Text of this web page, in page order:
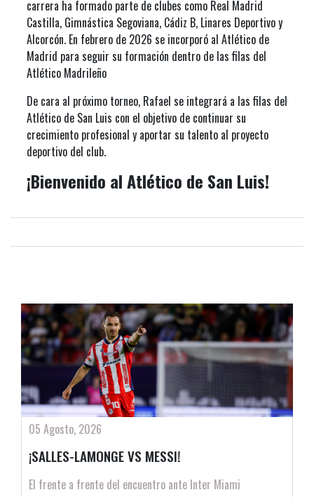
carrera ha formado parte de clubes como Real Madrid
Castilla, Gimnástica Segoviana, Cádiz B, Linares Deportivo y
Alcorcón. En febrero de 2026 se incorporó al Atlético de
Madrid para seguir su formación dentro de las filas del
Atlético Madrileño
De cara al próximo torneo, Rafael se integrará a las filas del
Atlético de San Luis con el objetivo de continuar su
crecimiento profesional y aportar su talento al proyecto
deportivo del club.
¡Bienvenido al Atlético de San Luis!
05 Agosto, 2026
¡SALLES-LAMONGE VS MESSI!
El frente a frente del encuentro ante Inter Miami